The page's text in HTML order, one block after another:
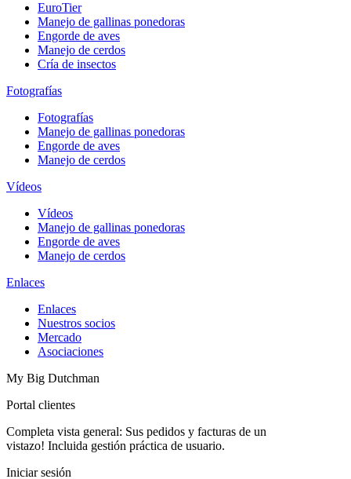
EuroTier
Manejo de gallinas ponedoras
Engorde de aves
Manejo de cerdos
Cría de insectos
Fotografías
Fotografías
Manejo de gallinas ponedoras
Engorde de aves
Manejo de cerdos
Vídeos
Vídeos
Manejo de gallinas ponedoras
Engorde de aves
Manejo de cerdos
Enlaces
Enlaces
Nuestros socios
Mercado
Asociaciones
My Big Dutchman
Portal clientes
Completa vista general: Sus pedidos y facturas de un
vistazo! Incluida gestión práctica de usuario.
Iniciar sesión